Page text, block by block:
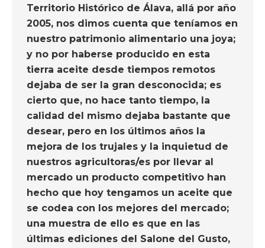
Territorio Histórico de Álava, allá por año
2005, nos dimos cuenta que teníamos en
nuestro patrimonio alimentario una joya;
y no por haberse producido en esta
tierra aceite desde tiempos remotos
dejaba de ser la gran desconocida; es
cierto que, no hace tanto tiempo, la
calidad del mismo dejaba bastante que
desear, pero en los últimos años la
mejora de los trujales y la inquietud de
nuestros agricultoras/es por llevar al
mercado un producto competitivo han
hecho que hoy tengamos un aceite que
se codea con los mejores del mercado;
una muestra de ello es que en las
últimas ediciones del Salone del Gusto,